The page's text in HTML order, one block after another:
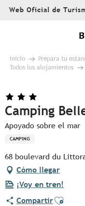
AllerWeb Oficial de
Inicio Prepara tu
Todos los alojamientos
Camping
Apoyado sobre el mar
CAMPING
68 boulevard du
Cómo llegar
¡Voy en tren!
CompartirAjouter